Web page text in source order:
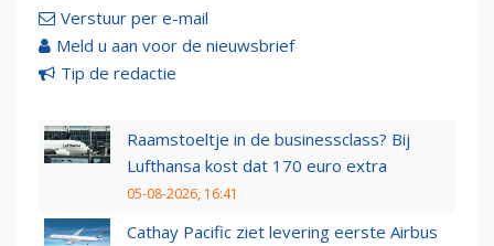
Verstuur per e-mail
Meld u aan voor de nieuwsbrief
Tip de redactie
Raamstoeltje in de businessclass? Bij
Lufthansa kost dat 170 euro extra
05-08-2026, 16:41
Cathay Pacific ziet levering eerste Airbus